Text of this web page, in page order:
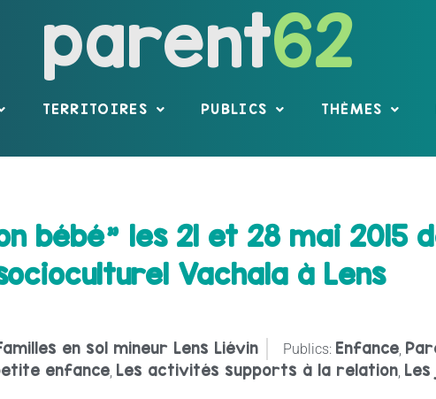
parent62
TERRITOIRES PUBLICS THÈMES
les 21 et 28 mai 2015 de
Vachala à Lens
en sol mineur Lens Liévin Publics: Enfance,
enfance Les activités supports à la relation Les